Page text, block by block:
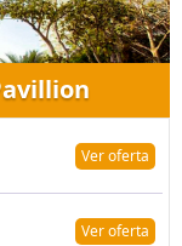
Ver oferta
Ver oferta